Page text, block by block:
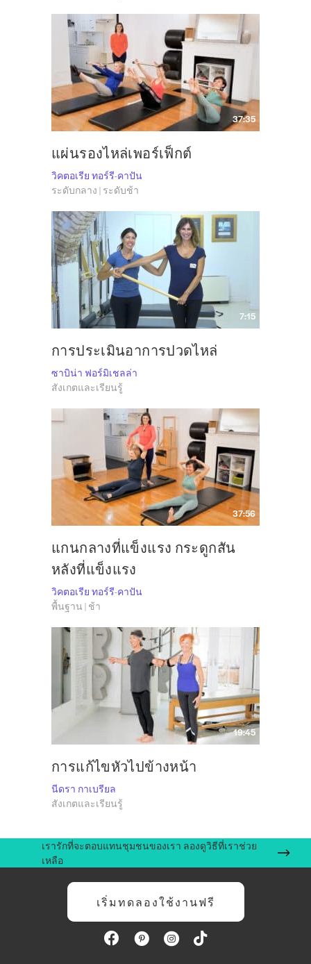
37:35
แผ่นรองไหล่เพอร์เฟ็กต์
วิคตอเรีย ทอร์รี-คาปัน
ระดับกลาง | ระดับช้า
7:15
การประเมินอาการปวดไหล่
ซาบิน่า ฟอร์มิเชลล่า
สังเกตและเรียนรู้
37:56
แกนกลางที่แข็งแรง กระดูกสัน
หลังที่แข็งแรง
วิคตอเรีย ทอร์รี-คาปัน
พื้นฐาน | ช้า
19:45
การแก้ไขหัวไปข้างหน้า
นีดรา กาเบรียล
สังเกตและเรียนรู้
เรารักที่จะตอบแทนชุมชนของเรา ลองดูวิธีที่เราช่วย
เหลือ
เริ่มทดลองใช้งานฟรี